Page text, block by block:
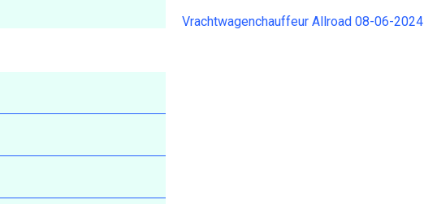
Vrachtwagenchauffeur Allroad 08-06-2024